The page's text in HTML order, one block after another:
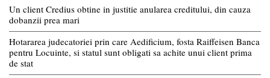
Un client Credius obtine in justitie anularea creditului, din cauza
dobanzii prea mari
Hotararea judecatoriei prin care Aedificium, fosta Raiffeisen Banca
pentru Locuinte, si statul sunt obligati sa achite unui client prima
de stat